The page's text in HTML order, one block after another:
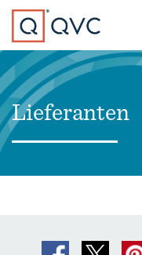
Lieferanten